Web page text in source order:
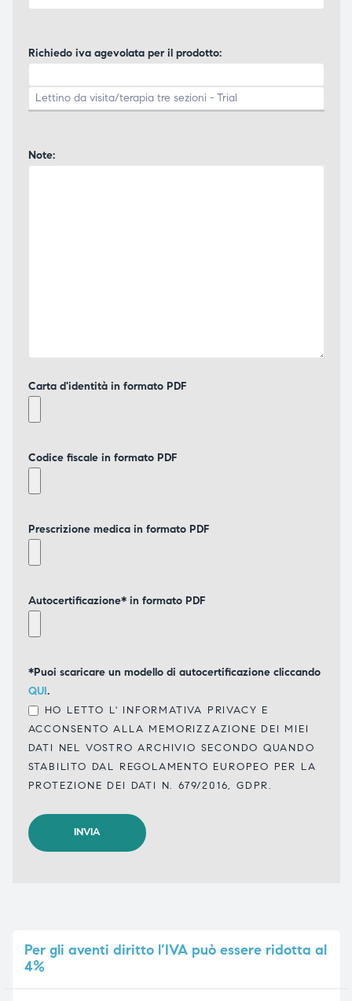
Richiedo iva agevolata per il prodotto:
Note:
Carta d'identità in formato PDF
Codice fiscale in formato PDF
Prescrizione medica in formato PDF
Autocertificazione* in formato PDF
*Puoi scaricare un modello di autocertificazione cliccando
QUI.
HO LETTO L' INFORMATIVA PRIVACY E
ACCONSENTO ALLA MEMORIZZAZIONE DEI MIEI
DATI NEL VOSTRO ARCHIVIO SECONDO QUANDO
STABILITO DAL REGOLAMENTO EUROPEO PER LA
PROTEZIONE DEI DATI N. 679/2016, GDPR.
Pergli aventi diritto l’IVA può essere ridotta al
4%